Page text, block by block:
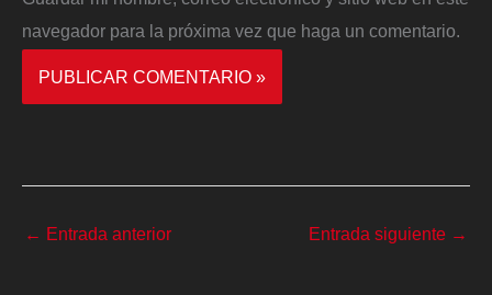
navegador para la próxima vez que haga un comentario.
← Entrada anterior Entrada siguiente →